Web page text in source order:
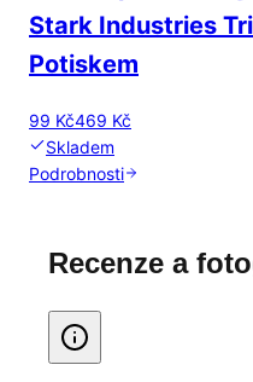
Stark Industries
Potiskem
99 Kč469 Kč
Skladem
Podrobnosti
Recenze a